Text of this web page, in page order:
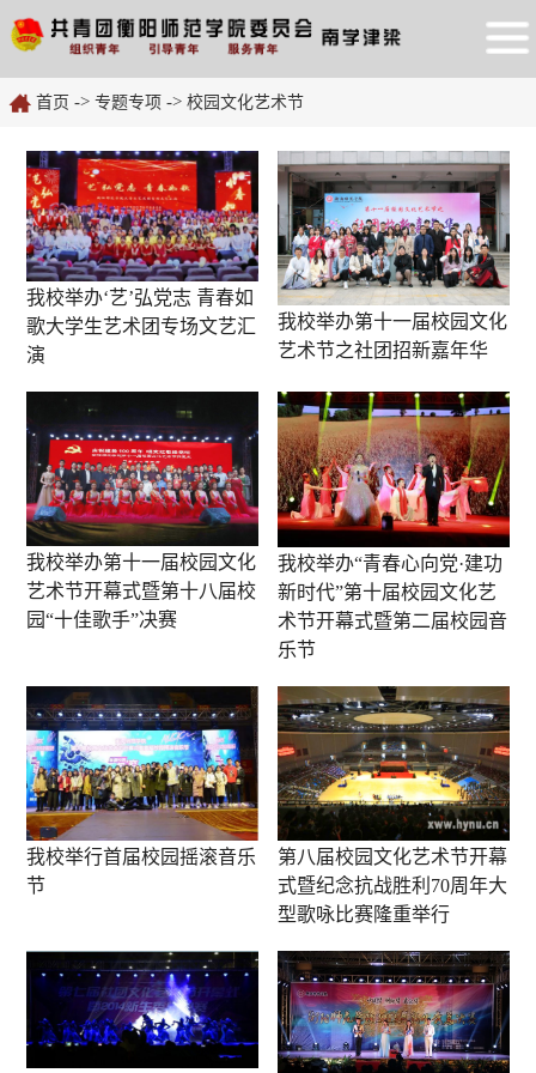
首页 -> 专题专项 -> 校园文化艺术节
我校举办‘艺’弘党志 青春如
歌大学生艺术团专场文艺汇
演
我校举办第十一届校园文化
艺术节之社团招新嘉年华
我校举办第十一届校园文化
艺术节开幕式暨第十八届校
园“十佳歌手”决赛
我校举办“青春心向党·建功
新时代”第十届校园文化艺
术节开幕式暨第二届校园音
乐节
我校举行首届校园摇滚音乐
节
第八届校园文化艺术节开幕
式暨纪念抗战胜利70周年大
型歌咏比赛隆重举行